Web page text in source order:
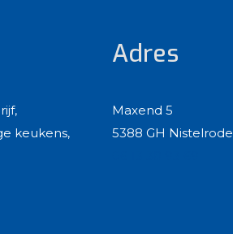
keukens,
Adres
Maxend 5
5388 GH Nistelrode